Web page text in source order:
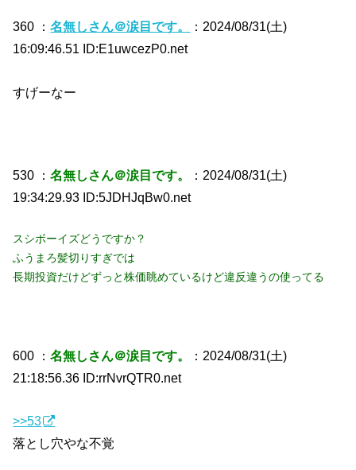
360 ：名無しさん＠涙目です。
：2024/08/31(土)
16:09:46.51 ID:E1uwcezP0.net
すげーなー
530 ：名無しさん＠涙目です。
：2024/08/31(土)
19:34:29.93 ID:5JDHJqBw0.net
スシボーイズどうですか？
ふうまろ髪切りすぎでは
長期投資だけどずっと株価眺めているけど違反違うの使ってる
600 ：名無しさん＠涙目です。
：2024/08/31(土)
21:18:56.36 ID:rrNvrQTR0.net
>>53
落とし穴やな不覚